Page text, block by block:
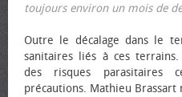
toujours environ un mois de
Outre le décalage dans le
sanitaires liés à ces
des risques parasitaires
précautions. Mathieu